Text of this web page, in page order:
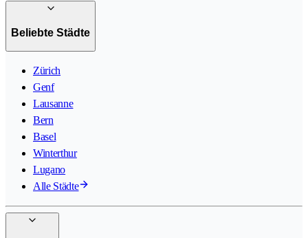
Beliebte Städte
Zürich
Genf
Lausanne
Bern
Basel
Winterthur
Lugano
Alle Städte